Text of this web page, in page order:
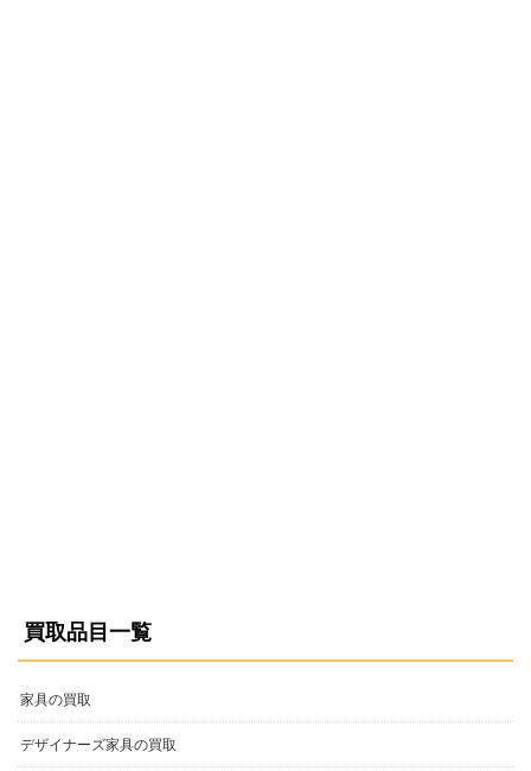
家具の買取